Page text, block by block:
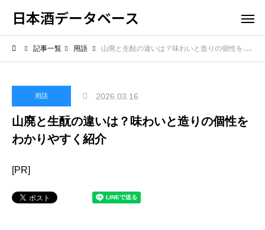
日本酒データベース
記事一覧 用語 山廃と生酛の違いは？味わいと造りの個性をわかりやすく紹介
用語 2026.03.16
山廃と生酛の違いは？味わいと造りの個性を
わかりやすく紹介
[PR]